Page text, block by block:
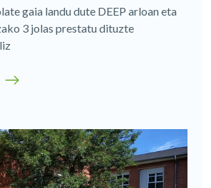
gaia landu dute DEEP arloan eta
3 jolas prestatu dituzte